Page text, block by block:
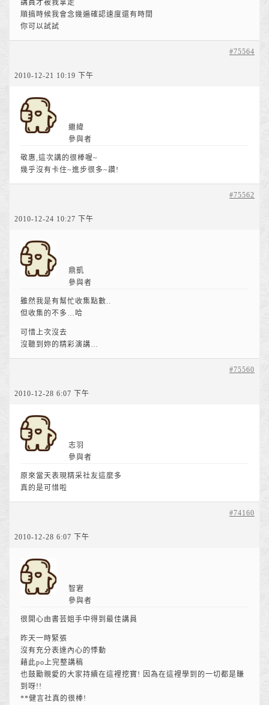
講員才被我拿走
順搞時候我會念幾遍確認速度還有時間
你可以試試
2010-12-21 10:19 下午
#75564
繼緯
參與者
敬惠,這次講的很棒喔~
幾乎沒有卡住~進步很多~讚!
2010-12-24 10:27 下午
#75562
鼎凱
參與者
雖然我是有幫忙收集點數..
但收集的不多…哈
可惜上次沒去
沒聽到妳的精彩演講…
2010-12-28 6:07 下午
#75560
志羽
參與者
原來當天表現精采社友這麼多
真的是可惜啦
2010-12-28 6:07 下午
#74160
智宭
參與者
很開心由書芸姐手中得到最佳講員
昨天一時緊張
沒有充分表達內心的悸動
藉此po上完整講稿
也鼓勵親愛的大家持續在這裡挖寶! 因為在這裡學到的一切都是賺
到呀!!
**健言社真的很棒!